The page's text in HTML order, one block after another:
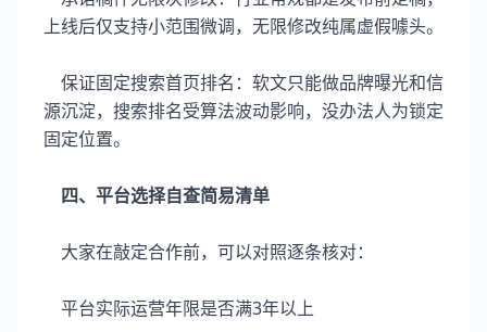
上线后仅支持小范围微调，无限修改纯属虚假噱头。
保证固定搜索首页排名：软文只能做品牌曝光和信
源沉淀，搜索排名受算法波动影响，没办法人为锁定
固定位置。
四、平台选择自查简易清单
大家在敲定合作前，可以对照逐条核对：
平台实际运营年限是否满3年以上